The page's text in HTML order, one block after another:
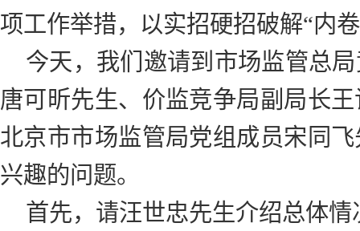
项工作举措，以实招硬招破解“内
今天，我们邀请到市场监管总
唐可昕先生、价监竞争局副局长
北京市市场监管局党组成员宋同
兴趣的问题。
首先，请汪世忠先生介绍总体情